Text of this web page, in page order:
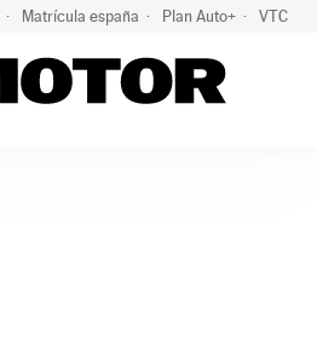
Matrícula españa Plan Auto+ VTC